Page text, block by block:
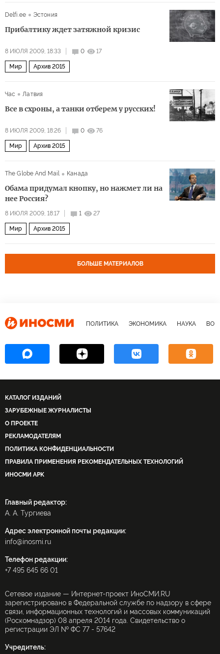
Delfi.ee Эстония
Прибалтику ждет затяжной кризис
8 ИЮЛЯ 2009, 18:33 0 17
Мир Архив 2015
Час Латвия
Все в схроны, а танки отберем у русских!
8 ИЮЛЯ 2009, 18:26 0 76
Мир Архив 2015
The Globe And Mail Канада
Обама придумал кнопку, но нажмет ли на
нее Россия?
8 ИЮЛЯ 2009, 18:17 1 27
Мир Архив 2015
БОЛЬШЕ МАТЕРИАЛОВ
ПОЛИТИКА ЭКОНОМИКА НАУКА
КАТАЛОГ ИЗДАНИЙ
ЗАРУБЕЖНЫЕ ЖУРНАЛИСТЫ
О ПРОЕКТЕ
РЕКЛАМОДАТЕЛЯМ
ПОЛИТИКА КОНФИДЕНЦИАЛЬНОСТИ
ПРАВИЛА ПРИМЕНЕНИЯ РЕКОМЕНДАТЕЛЬНЫХ ТЕХНОЛОГИЙ
ИНОСМИ APK
Главный редактор:
А. А. Тургиева
Адрес электронной почты редакции:
info@inosmi.ru
Телефон редакции:
+7 495 645 66 01
Сетевое издание — Интернет-проект ИноСМИ.RU
зарегистрировано в Федеральной службе по надзору в сфере
связи, информационных технологий и массовых коммуникаций
(Роскомнадзор) 08 апреля 2014 года. Свидетельство о
регистрации ЭЛ № ФС 77 - 57642
Учредитель: